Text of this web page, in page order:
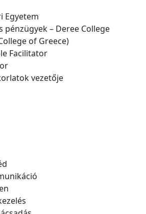
Egyetem
pénzügyek – Deree College
of Greece)
Facilitator
vezetője